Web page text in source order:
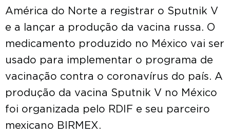
América do Norte a registrar o Sputnik V
e a lançar a produção da vacina russa. O
medicamento produzido no México vai ser
usado para implementar o programa de
vacinação contra o coronavírus do país. A
produção da vacina Sputnik V no México
foi organizada pelo RDIF e seu parceiro
mexicano BIRMEX.